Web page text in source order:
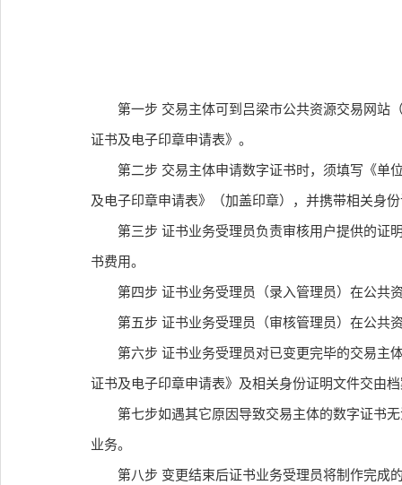
第一步 交易主体可到吕梁市公共资源交易网站
证书及电子印章申请表》。
第二步 交易主体申请数字证书时，须填写《单
及电子印章申请表》（加盖印章），并携带相关身
第三步 证书业务受理员负责审核用户提供的证
书费用。
第四步 证书业务受理员（录入管理员）在公共
第五步 证书业务受理员（审核管理员）在公共
第六步 证书业务受理员对已变更完毕的交易主
证书及电子印章申请表》及相关身份证明文件交由
第七步如遇其它原因导致交易主体的数字证书
业务。
第八步 变更结束后证书业务受理员将制作完成